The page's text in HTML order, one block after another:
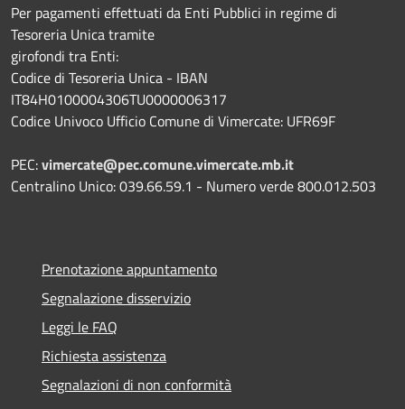
Per pagamenti effettuati da Enti Pubblici in regime di
Tesoreria Unica tramite
girofondi tra Enti:
Codice di Tesoreria Unica - IBAN
IT84H0100004306TU0000006317
Codice Univoco Ufficio Comune di Vimercate: UFR69F
PEC:vimercate@pec.comune.vimercate.mb.it
Centralino Unico: 039.66.59.1 - Numero verde 800.012.503
Prenotazione appuntamento
Segnalazione disservizio
Leggi le FAQ
Richiesta assistenza
Segnalazioni di non conformità